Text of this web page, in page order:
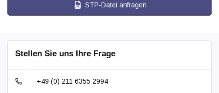
STP-Datei anfragen
Stellen Sie uns Ihre Frage
+49 (0) 211 6355 2994